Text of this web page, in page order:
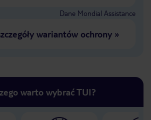
Dane Mondial Assistance
wariantów ochrony»
warto wybrać TUI?